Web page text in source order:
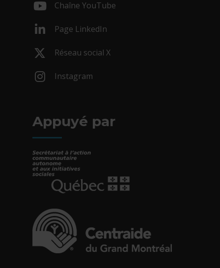
Chaîne YouTube
Page LinkedIn
Réseau social X
Instagram
Appuyé par